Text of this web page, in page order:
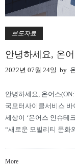
보도자료
안녕하세요, 온
2022년 07월 24일 by
안녕하세요, 온어스
국모터사이클서비스 바
세상이 ‘온어스 인슈테
“새로운 모빌리티 문화
More